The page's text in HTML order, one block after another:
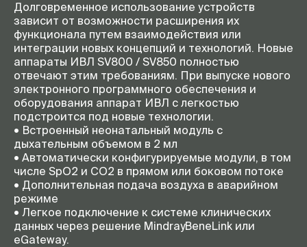
Долговременное использование устройств
зависит от возможности расширения их
функционала путем взаимодействия или
интеграции новых концепций и технологий. Новые
аппараты ИВЛ SV800 / SV850 полностью
отвечают этим требованиям. При выпуске нового
электронного программного обеспечения и
оборудования аппарат ИВЛ с легкостью
подстроится под новые технологии.
• Встроенный неонатальный модуль с
дыхательным объемом в 2 мл
• Автоматически конфигурируемые модули, в том
числе SpO2 и CO2 в прямом или боковом потоке
• Дополнительная подача воздуха в аварийном
режиме
• Легкое подключение к системе клинических
данных через решение MindrayBeneLink или
eGateway.